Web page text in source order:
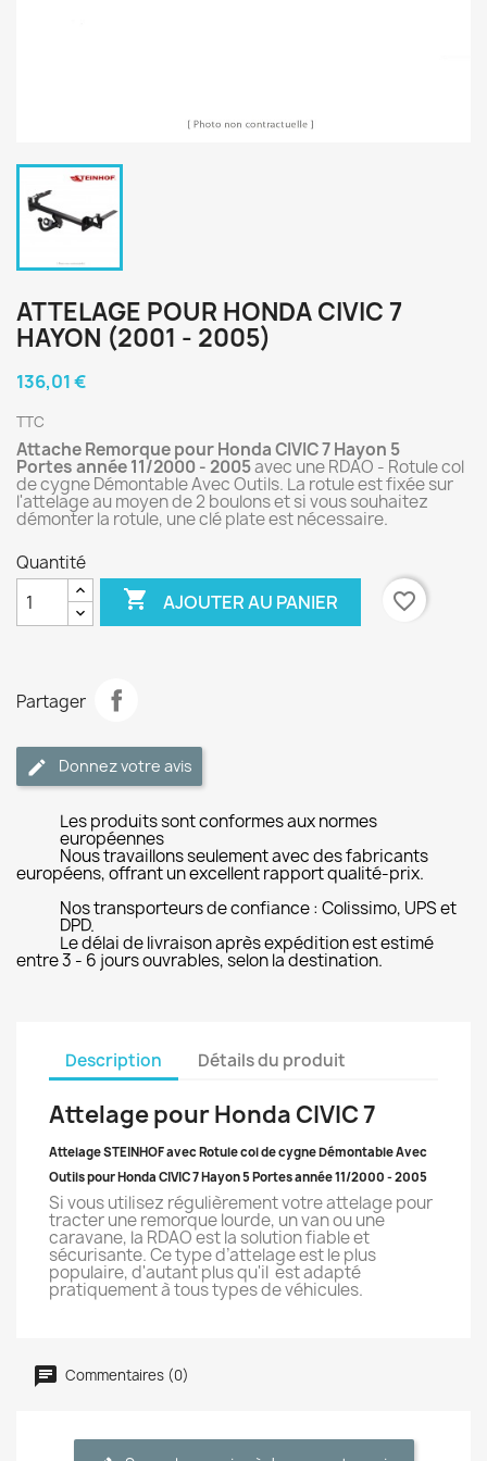
ATTELAGE POUR HONDA CIVIC 7
HAYON (2001 - 2005)
136,01 €
TTC
Attache Remorque pourHonda CIVIC 7 Hayon 5
Portes année 11/2000 - 2005avec une RDAO - Rotule col
de cygne Démontable Avec Outils. La rotule est fixée sur
l'attelage au moyen de 2 boulons et si vous souhaitez
démonter la rotule, une clé plate est nécessaire.
Quantité
 AJOUTER AU PANIER favorite_border
Partager
Donnez votre avis
Les produits sont conformes aux normes
européennes
Nous travaillons seulement avec des fabricants
européens, offrant un excellent rapport qualité-prix.
Nos transporteurs de confiance : Colissimo, UPS et
DPD.
Le délai de livraison après expédition est estimé
entre 3 - 6 jours ouvrables, selon la destination.
Description Détails du produit
Attelage pour Honda CIVIC 7
Attelage STEINHOFavec Rotule col de cygne Démontable Avec
Outils pourHonda CIVIC 7 Hayon 5 Portes année 11/2000 - 2005
Si vous utilisez régulièrement votre attelage pour
tracter une remorque lourde, un van ou une
caravane, la RDAO est la solution fiable et
sécurisante. Ce type d’attelage est le plus
populaire, d'autant plus qu'il est adapté
pratiquement à tous types de véhicules.
Commentaires (0)